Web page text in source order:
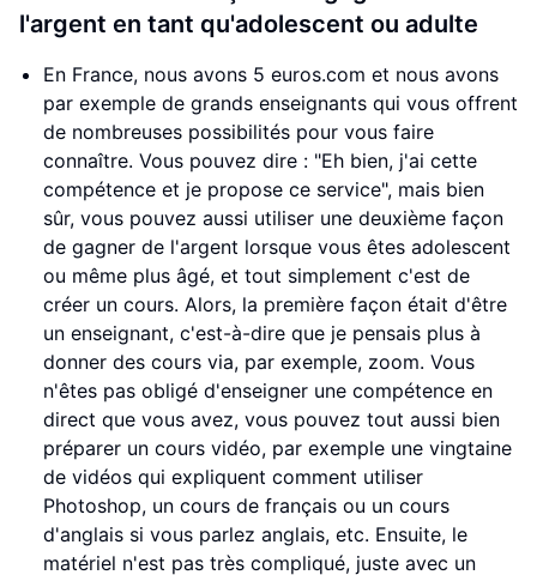
l'argent en tant qu'adolescent ou adulte
En France, nous avons 5 euros.com et nous avons
par exemple de grands enseignants qui vous offrent
de nombreuses possibilités pour vous faire
connaître. Vous pouvez dire : "Eh bien, j'ai cette
compétence et je propose ce service", mais bien
sûr, vous pouvez aussi utiliser une deuxième façon
de gagner de l'argent lorsque vous êtes adolescent
ou même plus âgé, et tout simplement c'est de
créer un cours. Alors, la première façon était d'être
un enseignant, c'est-à-dire que je pensais plus à
donner des cours via, par exemple, zoom. Vous
n'êtes pas obligé d'enseigner une compétence en
direct que vous avez, vous pouvez tout aussi bien
préparer un cours vidéo, par exemple une vingtaine
de vidéos qui expliquent comment utiliser
Photoshop, un cours de français ou un cours
d'anglais si vous parlez anglais, etc. Ensuite, le
matériel n'est pas très compliqué, juste avec un